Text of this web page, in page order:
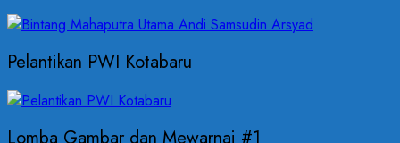
Pelantikan PWI Kotabaru